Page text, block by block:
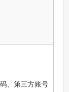
、第三方账号